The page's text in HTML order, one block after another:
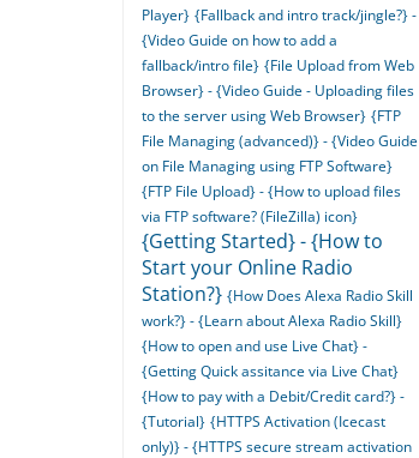
Player} {Fallback and intro track/jingle?} -
{Video Guide on how to add a
fallback/intro file} {File Upload from Web
Browser} - {Video Guide - Uploading files
to the server using Web Browser} {FTP
File Managing (advanced)} - {Video Guide
on File Managing using FTP Software}
{FTP File Upload} - {How to upload files
via FTP software? (FileZilla) icon}
{Getting Started} - {How to
Start your Online Radio
Station?} {How Does Alexa Radio Skill
work?} - {Learn about Alexa Radio Skill}
{How to open and use Live Chat} -
{Getting Quick assitance via Live Chat}
{How to pay with a Debit/Credit card?} -
{Tutorial} {HTTPS Activation (Icecast
only)} - {HTTPS secure stream activation